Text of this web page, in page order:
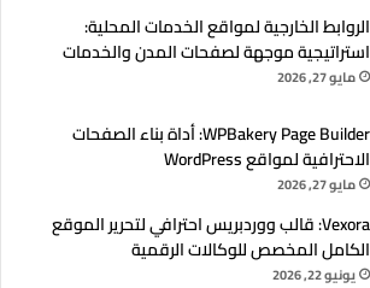
الروابط الخارجية لمواقع الخدمات المحلية:
استراتيجية موجهة لصفحات المدن والخدمات
مايو 27, 2026
WPBakery Page Builder: أداة بناء الصفحات
الاحترافية لمواقع WordPress
مايو 27, 2026
Vexora: قالب ووردبريس احترافي لتحرير الموقع
الكامل المخصص للوكالات الرقمية
يونيو 22, 2026